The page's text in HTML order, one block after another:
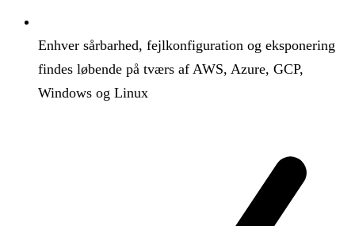
Enhver sårbarhed, fejlkonfiguration og eksponering
findes løbende på tværs af AWS, Azure, GCP,
Windows og Linux